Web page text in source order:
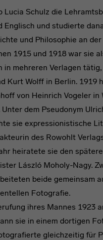
Lucia Schulz die
Englisch und studierte
und Philosophie an
1915 und 1918 war sie
in mehreren Verlagen tätig,
Kurt Wolff in Berlin. 1919
von Heinrich Vogeler in
Unter dem Pseudonym
sie expressionistische
des Rowohlt
heiratete sie den
László Moholy-Nagy.
beide gemeinsam
Fotografie.
ihres Mannes 1923
sie in einem dortigen
gleichzeitig für